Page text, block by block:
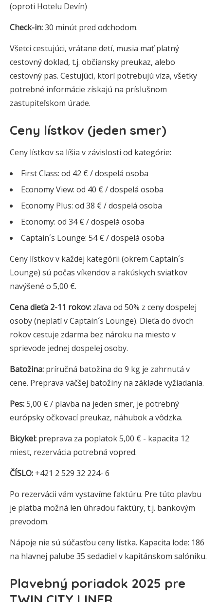
(oproti Hotelu Devín)
Check-in:30 minút pred odchodom.
Všetci cestujúci, vrátane detí, musia mať platný
cestovný doklad, t.j. občiansky preukaz, alebo
cestovný pas. Cestujúci, ktorí potrebujú víza, všetky
potrebné informácie získajú na príslušnom
zastupiteľskom úrade.
Ceny lístkov (jeden smer)
Ceny lístkov sa líšia v závislosti od kategórie:
First Class: od 42 € / dospelá osoba
Economy View: od 40 € / dospelá osoba
Economy Plus: od 38 € / dospelá osoba
Economy: od 34 € / dospelá osoba
Captain´s Lounge: 54 € / dospelá osoba
Ceny lístkov v každej kategórii (okrem Captain´s
Lounge) sú počas víkendov a rakúskych sviatkov
navýšené o 5,00 €.
Cena dieťa 2-11 rokov: zľava od 50% z ceny dospelej
osoby (neplatí v Captain´s Lounge). Dieťa do dvoch
rokov cestuje zdarma bez nároku na miesto v
sprievode jednej dospelej osoby.
Batožina: príručná batožina do 9 kg je zahrnutá v
cene. Preprava väčšej batožiny na základe vyžiadania.
Pes:5,00 € / plavba na jeden smer, je potrebný
európsky očkovací preukaz, náhubok a vôdzka.
Bicykel: preprava za poplatok 5,00 € - kapacita 12
miest, rezervácia potrebná vopred.
ČÍSLO: +421 2 529 32 224- 6
Po rezervácii vám vystavíme faktúru. Pre túto plavbu
je platba možná len úhradou faktúry, t.j. bankovým
prevodom.
Nápoje nie sú súčasťou ceny lístka. Kapacita lode: 186
na hlavnej palube 35 sedadiel v kapitánskom salóniku.
Plavebný poriadok 2025 pre